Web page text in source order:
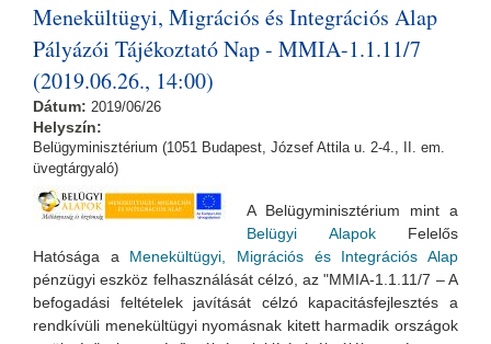
Menekültügyi, Migrációs és Integrációs Alap
Pályázói Tájékoztató Nap - MMIA-1.1.11/7
(2019.06.26., 14:00)
Dátum: 2019/06/26
Helyszín:
Belügyminisztérium (1051 Budapest, József Attila u. 2-4., II. em.
üvegtárgyaló)
A Belügyminisztérium mint a
Belügyi AlapokFelelős
Hatósága a Menekültügyi, Migrációs és Integrációs Alap
pénzügyi eszköz felhasználását célzó, az "MMIA-1.1.11/7 – A
befogadási feltételek javítását célzó kapacitásfejlesztés a
rendkívüli menekültügyi nyomásnak kitett harmadik országok